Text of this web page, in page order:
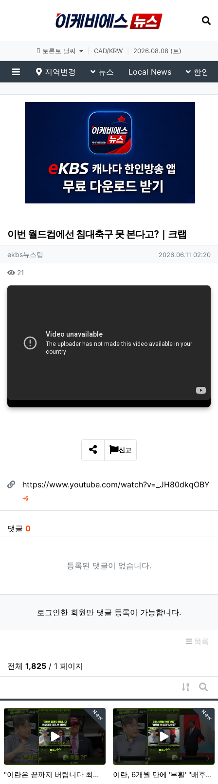
토론토 날씨 CAD/KRW 2026.08.08 (토)
메뉴
지역변경 뉴스 Local News 한인
이슈 브리핑
이번 월드컵에선 침대축구 못 본다고?｜크랩
작성자 정보
ekbs뉴스팀 작성일
2026.06.11 02:20
컨텐츠 정보
21
본문
SNS 공유
신고
관련자료
https://www.youtube.com/watch?v=_JH80dkqOBY
6회 연결
댓글 0
등록된 댓글이 없습니다.
로그인한 회원만 댓글 등록이 가능합니다.
목록
전체 1,825 / 1 페이지
게시물
게
New
"이란은 끝까지 버팁니다 최강대국 미국, 못 버텨요" …
New
이란, 6개월 만에 '부활' "배후에 '이 나라' 있었…